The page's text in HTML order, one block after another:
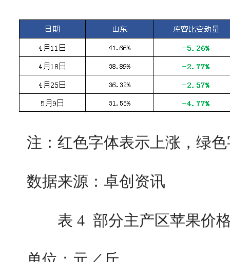
注：红色字体表示上涨，绿
数据来源：卓创资讯
表 4 部分主产区苹果价